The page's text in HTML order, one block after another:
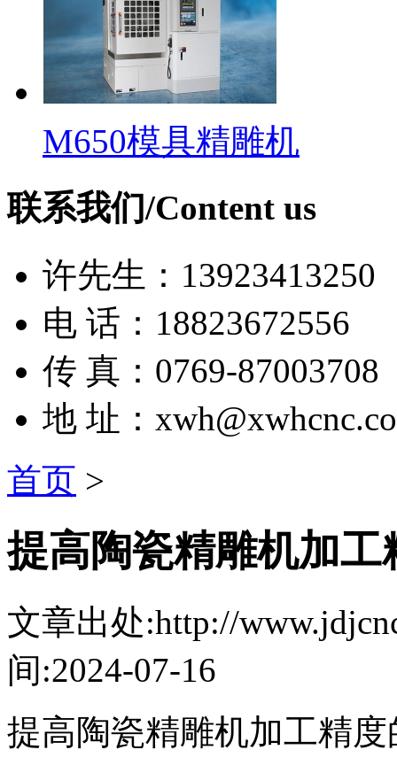
M650模具精雕机
联系我们/Content us
许先生：13923413250
电 话：18823672556
传 真：0769-87003708
地 址：
首页 >
提高陶瓷精雕机加
文章出处:http://
间:2024-07-16
提高陶瓷精雕机加工精